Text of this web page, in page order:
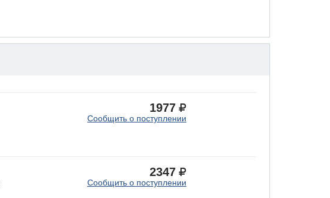
1977
Сообщить о поступлении
2347
Сообщить о поступлении